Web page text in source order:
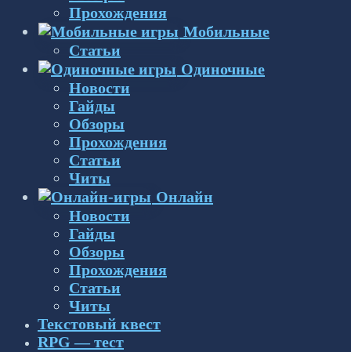
Прохождения
Мобильные
Статьи
Одиночные
Новости
Гайды
Обзоры
Прохождения
Статьи
Читы
Онлайн
Новости
Гайды
Обзоры
Прохождения
Статьи
Читы
Текстовый квест
RPG — тест